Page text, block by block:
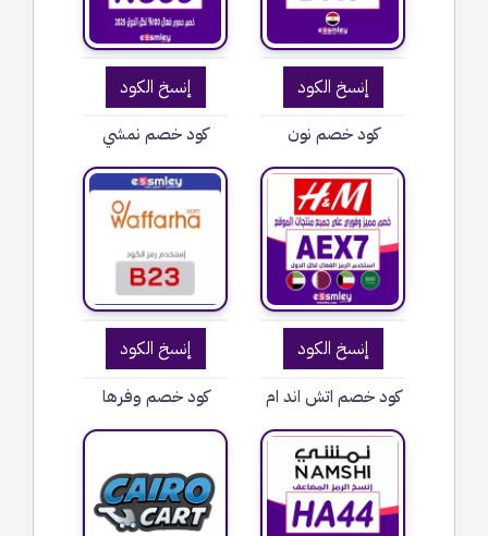
إنسخ الكود
كود خصم نون
إنسخ الكود
كود خصم نمشي
إنسخ الكود
كود خصم اتش اند ام
إنسخ الكود
كود خصم وفرها